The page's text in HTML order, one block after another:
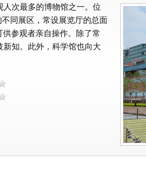
次最多的博物馆之一。位
同展区，常设展览厅的总面
参观者亲自操作。除了常
知。此外，科学馆也向大